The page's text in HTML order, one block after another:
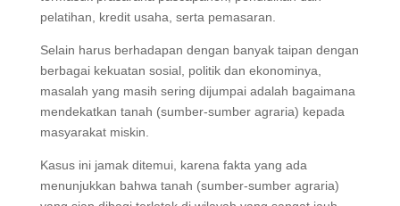
pelatihan, kredit usaha, serta pemasaran.
Selain harus berhadapan dengan banyak taipan dengan
berbagai kekuatan sosial, politik dan ekonominya,
masalah yang masih sering dijumpai adalah bagaimana
mendekatkan tanah (sumber-sumber agraria) kepada
masyarakat miskin.
Kasus ini jamak ditemui, karena fakta yang ada
menunjukkan bahwa tanah (sumber-sumber agraria)